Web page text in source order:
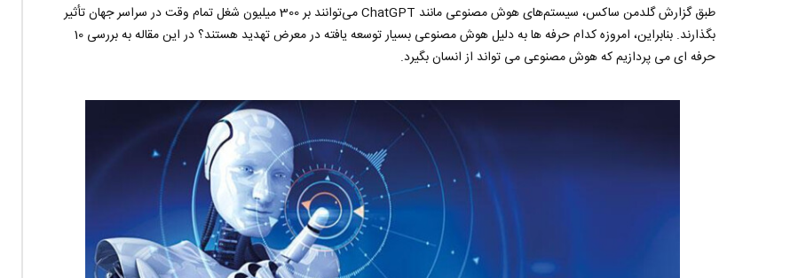
طبق گزارش گلدمن ساکس، سیستم‌های هوش مصنوعی مانند ChatGPT می‌توانند بر 300 میلیون شغل تمام وقت در سراسر جهان تأثیر
بگذارند. بنابراین، امروزه کدام حرفه ها به دلیل هوش مصنوعی بسیار توسعه یافته در معرض تهدید هستند؟ در این مقاله به بررسی 10
حرفه ای می پردازیم که هوش مصنوعی می تواند از انسان بگیرد.